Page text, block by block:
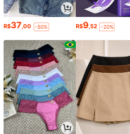
R$37,00 -50% R$9,52 -20%